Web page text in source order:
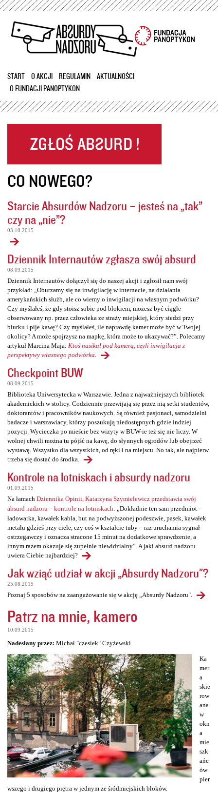
Przejdź
treści
START O AKCJI REGULAMIN
AKTUALNOŚCI
O FUNDACJI PANOPTYKON
CO NOWEGO?
Starcie Absurdów Nadzoru – jesteś na „tak”
czy na „nie”?
03.10.2015
Dziennik Internautów zgłasza swój absurd
08.09.2015
Dziennik Internautów dołączył się do naszej akcji i zgłosił nam swój
przykład: „Oburzamy się na inwigilację w internecie, na działania
amerykańskich służb, ale co wiemy o inwigilacji na własnym podwórku?
Czy myślałeś, że gdy stoisz sobie pod blokiem, możesz być ciągle
obserwowany np. przez człowieka ze straży miejskiej, który siedzi przy
biurku i pije kawę? Czy myślałeś, ile naprawdę kamer może być w Twojej
okolicy? A może spojrzysz na mapkę, która może to ukazywać?”. Polecamy
artykuł Marcina Maja: Ktoś nasikał pod kamerą, czyli inwigilacja z
perspektywy własnego podwórka
Checkpoint BUW
08.09.2015
Biblioteka Uniwersytecka w Warszawie. Jedna z najważniejszych bibliotek
akademickich w stolicy. Codziennie przewijają się przez nią setki studentów,
doktorantów i pracowników naukowych. Są również pasjonaci, samodzielni
badacze i warszawiacy, którzy poszukują niedostępnych gdzie indziej
pozycji. Wycieczka po mieście bez wizyty w BUW-ie też się nie liczy. W
wolnej chwili można tu pójść na kawę, do słynnych ogrodów lub obejrzeć
wystawę. Wszystko dla wszystkich, od ręki i na miejscu. No tak, ale najpierw
trzeba się dostać do środka.
Kontrole na lotniskach i absurdy nadzoru
01.09.2015
Na łamach Dziennika Opinii, Katarzyna Szymielewicz przedstawia swój
absurd nadzoru – kontrole na lotniskach: „Dokładnie ten sam przedmiot –
ładowarka, kawałek kabla, but na podwyższonej podeszwie, pasek, kawałek
metalu gdzieś przy ciele, czy coś w kształcie tuby – raz uruchamia sygnał
ostrzegawczy i oznacza stracone 15 minut na dodatkowe sprawdzenie, a
innym razem okazuje się zupełnie niewidzialny”. A jaki absurd nadzoru
uwiera Ciebie najbardziej?
Jak wziąć udział w akcji „Absurdy Nadzoru"?
25.08.2015
Poznaj 5 sposobów na zaangażowanie się w akcję „Absurdy Nadzoru".
Patrz na mnie, kamero
10.09.2015
Nadesłany przez: Michał "czesiek" Czyżewski
Ka
mer
a
skie
row
ana
w
okn
a
mie
szk
ańc
ów
pier
wszego i drugiego piętra w jednym ze śródmiejskich bloków.